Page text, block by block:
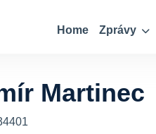
Home Zprávy
Martinec